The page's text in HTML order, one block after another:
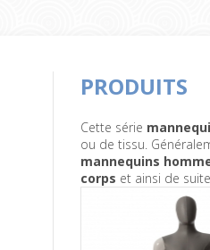
PRODUITS
Cette série
ou de tissu.
mannequins
corps et ainsi de